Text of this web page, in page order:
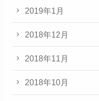
2019年1月
2018年12月
2018年11月
2018年10月